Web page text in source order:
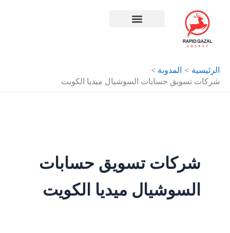
الرئيسية
المدونة
شركات تسويق حسابات السوشيال ميديا الكويت
شركات تسويق حسابات
السوشيال ميديا الكويت